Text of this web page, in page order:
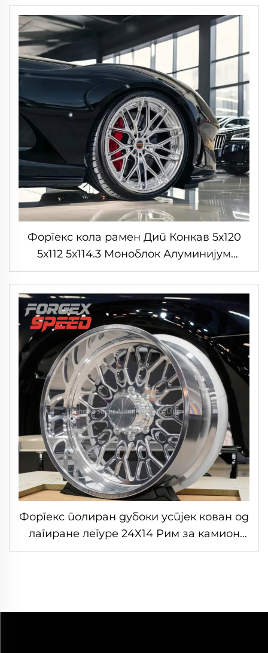
Порше
Форгекс кола рамен Дип Конкав 5х120
5х112 5х114.3 Моноблок Алуминијум
легуре Путнички кола рамен ковани
точкови за луксузне аутомобиле
Форгекс полиран дубоки успјек кован од
лагиране легуре 24Х14 Рим за камион
Форд Ф150 Ф250 Ф350 Силвердо1500